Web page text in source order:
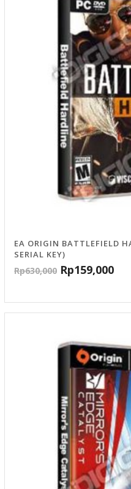
EA ORIGIN BATTLEFIELD
SERIAL KEY)
Rp630,000 Rp159,000